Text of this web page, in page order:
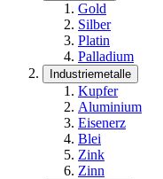
Gold
Silber
Platin
Palladium
Industriemetalle
Kupfer
Aluminium
Eisenerz
Blei
Zink
Zinn